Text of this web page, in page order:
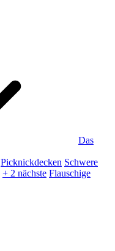
Das
Picknickdecken Schwere
+ 2 nächste Flauschige